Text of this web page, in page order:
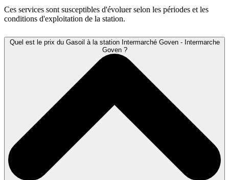
Ces services sont susceptibles d'évoluer selon les périodes et les
conditions d'exploitation de la station.
Quel est le prix du Gasoil à la station Intermarché Goven - Intermarche
Goven ?